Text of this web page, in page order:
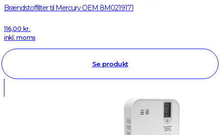
Brændstoffilter til Mercury OEM 8M0219171
116,00 kr.
inkl. moms
Se produkt